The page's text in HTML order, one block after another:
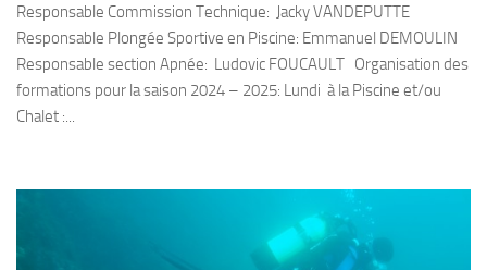
Sorties 2015
Sorties 2014
BIO SUB
AUDIOVISUEL
Responsable Commission Technique: Jacky VANDEPUTTE
Responsable Plongée Sportive en Piscine: Emmanuel DEMOULIN
Responsable section Apnée: Ludovic FOUCAULT Organisation des
formations pour la saison 2024 – 2025: Lundi à la Piscine et/ou
Chalet :...